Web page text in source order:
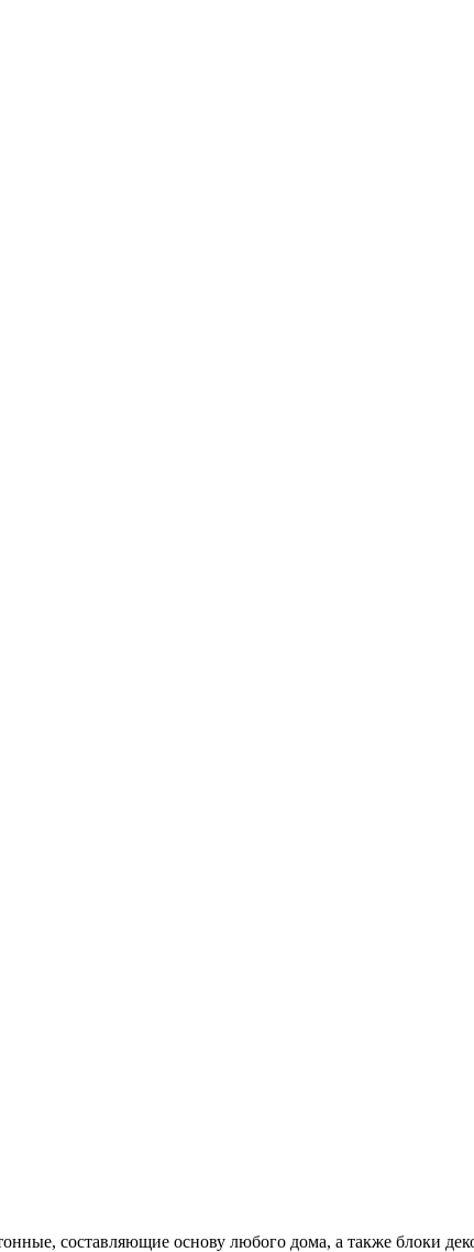
составляющие основу любого дома, а также блоки